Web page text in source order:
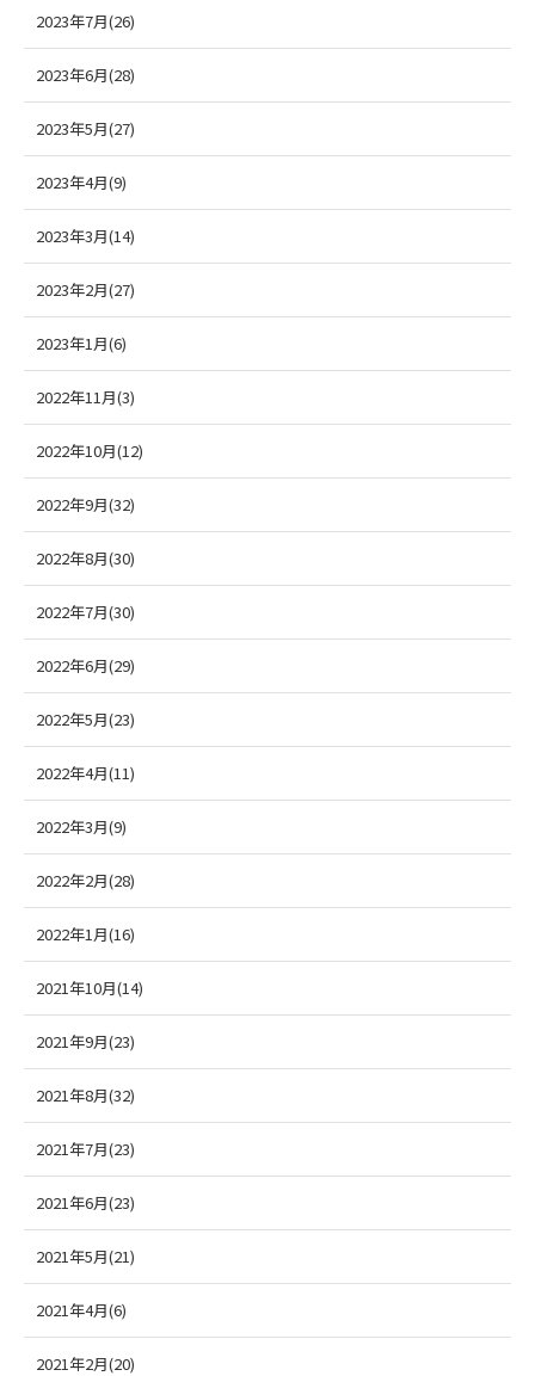
2023年7月(26)
2023年6月(28)
2023年5月(27)
2023年4月(9)
2023年3月(14)
2023年2月(27)
2023年1月(6)
2022年11月(3)
2022年10月(12)
2022年9月(32)
2022年8月(30)
2022年7月(30)
2022年6月(29)
2022年5月(23)
2022年4月(11)
2022年3月(9)
2022年2月(28)
2022年1月(16)
2021年10月(14)
2021年9月(23)
2021年8月(32)
2021年7月(23)
2021年6月(23)
2021年5月(21)
2021年4月(6)
2021年2月(20)